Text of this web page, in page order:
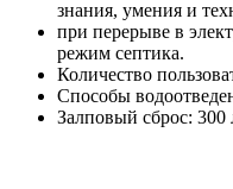
знания, умения и
при перерыве в
режим септика.
Количество
Способы
Залповый сброс: 300